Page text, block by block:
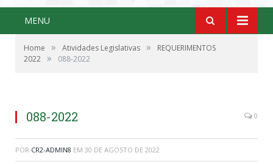
MENU
Home » Atividades Legislativas »
REQUERIMENTOS
2022 » 088-2022
088-2022 0
POR CR2-ADMIN8 EM 30 DE AGOSTO DE 2022